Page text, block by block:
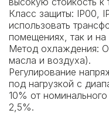
Класс защиты: IP00,
использовать
помещениях, так и
Метод охлаждения:
масла и воздуха).
Регулирование
под нагрузкой с
10% от
2,5%.